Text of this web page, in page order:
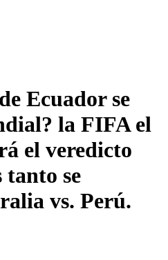
Ecuador se
la FIFA el
el veredicto
se
vs. Perú.